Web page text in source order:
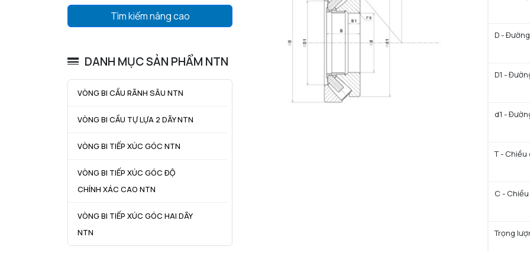
Tìm kiếm nâng cao
DANH MỤC SẢN PHẨM NTN
VÒNG BI CẦU RÃNH SÂU NTN
VÒNG BI CẦU TỰ LỰA 2 DÃY NTN
VÒNG BI TIẾP XÚC GÓC NTN
VÒNG BI TIẾP XÚC GÓC ĐỘ
CHÍNH XÁC CAO NTN
VÒNG BI TIẾP XÚC GÓC HAI DÃY
NTN
D -
D1 -
d1 -
T -
C -
Trọng